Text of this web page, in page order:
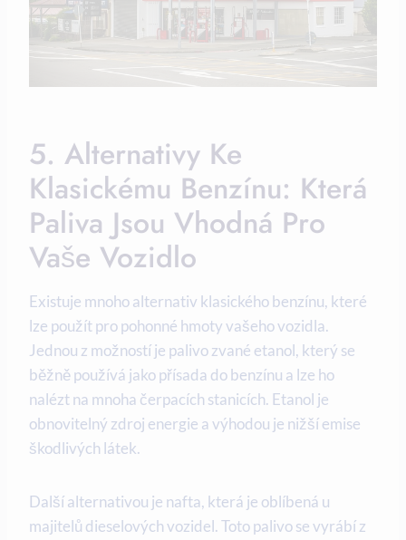
5. Alternativy Ke
Klasickému Benzínu: Která
Paliva Jsou Vhodná Pro
Vaše Vozidlo
Existuje mnoho alternativ klasického benzínu, které
lze použít pro pohonné hmoty vašeho vozidla.
Jednou z možností je palivo zvané etanol, který se
běžně používá jako přísada do benzínu a lze ho
nalézt na mnoha čerpacích stanicích. Etanol je
obnovitelný zdroj energie a výhodou je nižší emise
škodlivých látek.
Další alternativou je nafta, která je oblíbená u
majitelů dieselových vozidel. Toto palivo se vyrábí z